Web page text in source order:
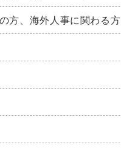
方、海外人事に関わる方